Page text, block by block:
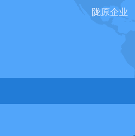
陇原企业